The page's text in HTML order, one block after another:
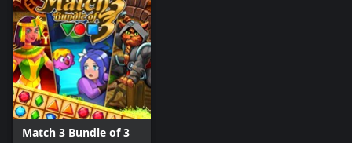
Match 3 Bundle of 3